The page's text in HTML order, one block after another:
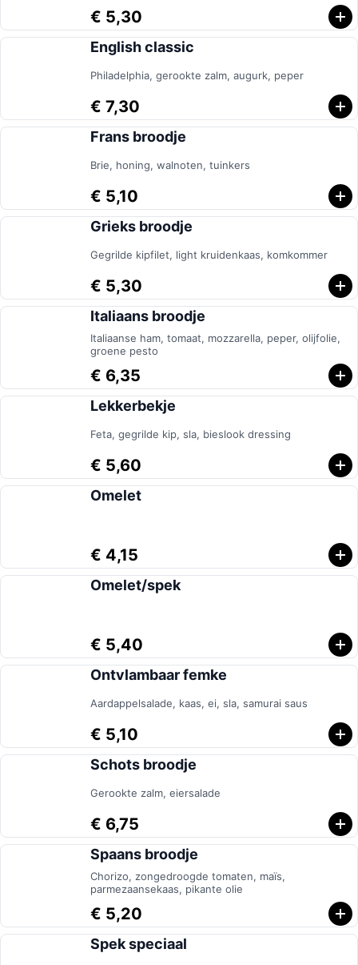
€ 5,30
English classic
Philadelphia, gerookte zalm, augurk, peper
€ 7,30
Frans broodje
Brie, honing, walnoten, tuinkers
€ 5,10
Grieks broodje
Gegrilde kipfilet, light kruidenkaas, komkommer
€ 5,30
Italiaans broodje
Italiaanse ham, tomaat, mozzarella, peper, olijfolie,
groene pesto
€ 6,35
Lekkerbekje
Feta, gegrilde kip, sla, bieslook dressing
€ 5,60
Omelet
€ 4,15
Omelet/spek
€ 5,40
Ontvlambaar femke
Aardappelsalade, kaas, ei, sla, samurai saus
€ 5,10
Schots broodje
Gerookte zalm, eiersalade
€ 6,75
Spaans broodje
Chorizo, zongedroogde tomaten, maïs,
parmezaansekaas, pikante olie
€ 5,20
Spek speciaal